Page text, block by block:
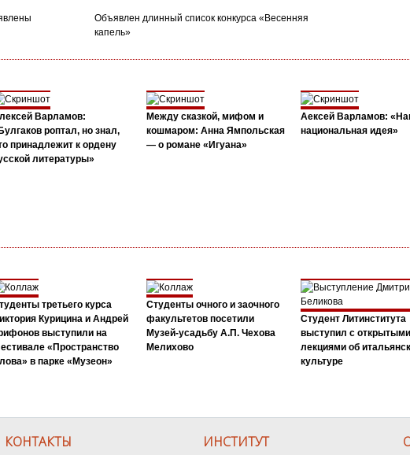
Объявлен длинный список конкурса «Весенняя
капель»
Варламов:
роптал, но знал,
принадлежит к ордену
литературы»
Между сказкой, мифом и
кошмаром: Анна Ямпольская
— о романе «Игуана»
Аексей Варламов:
национальная идея»
третьего курса
Курицина и Андрей
выступили на
«Пространство
в парке «Музеон»
Студенты очного и заочного
факультетов посетили
Музей-усадьбу А.П. Чехова
Мелихово
Студент Литинститута
выступил с открытыми
лекциями об
культуре
КОНТАКТЫ ИНСТИТУТ